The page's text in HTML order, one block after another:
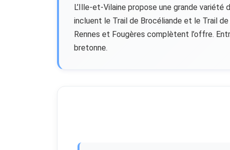
L’Ille-et-Vilaine propose une grande
incluent le Trail de Brocéliande et le Trail
Rennes et Fougères complètent l’offre.
bretonne.